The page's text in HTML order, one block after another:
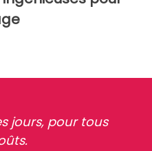
jours, pour tous